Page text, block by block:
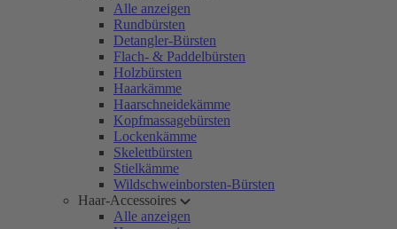
Alle anzeigen
Rundbürsten
Detangler-Bürsten
Flach- & Paddelbürsten
Holzbürsten
Haarkämme
Haarschneidekämme
Kopfmassagebürsten
Lockenkämme
Skelettbürsten
Stielkämme
Wildschweinborsten-Bürsten
Haar-Accessoires
Alle anzeigen